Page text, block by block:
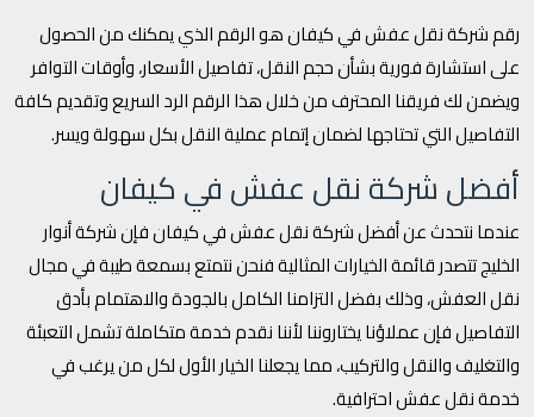
رقم شركة نقل عفش في كيفان هو الرقم الذي يمكنك من الحصول
على استشارة فورية بشأن حجم النقل، تفاصيل الأسعار، وأوقات التوافر
ويضمن لك فريقنا المحترف من خلال هذا الرقم الرد السريع وتقديم كافة
التفاصيل التي تحتاجها لضمان إتمام عملية النقل بكل سهولة ويسر.
أفضل شركة نقل عفش في كيفان
عندما نتحدث عن أفضل شركة نقل عفش في كيفان فإن شركة أنوار
الخليج تتصدر قائمة الخيارات المثالية فنحن نتمتع بسمعة طيبة في مجال
نقل العفش، وذلك بفضل التزامنا الكامل بالجودة والاهتمام بأدق
التفاصيل فإن عملاؤنا يختاروننا لأننا نقدم خدمة متكاملة تشمل التعبئة
والتغليف والنقل والتركيب، مما يجعلنا الخيار الأول لكل من يرغب في
خدمة نقل عفش احترافية.